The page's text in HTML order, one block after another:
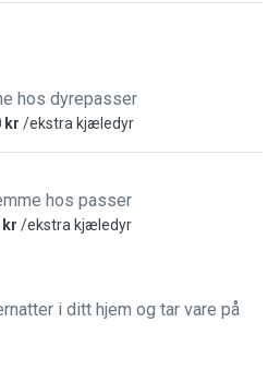
hunden kan være noen timer
bil, men bor sentralt i Larvik, så
Jeg kan også passe andre dyr,
Passer ikke store hunder
hunder eller mennesker.
hos dyrepasser
kr /ekstra kjæledyr
hos passer
kr /ekstra kjæledyr
i ditt hjem og tar vare på